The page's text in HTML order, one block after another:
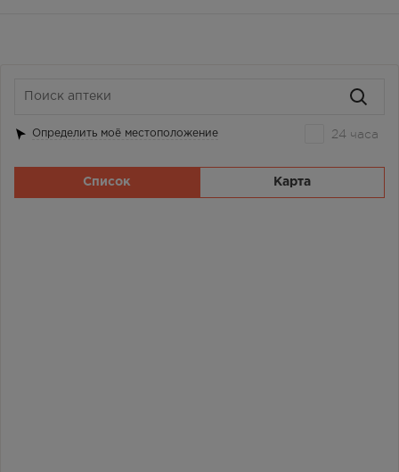
Определить моё местоположение 24 часа
Список Карта